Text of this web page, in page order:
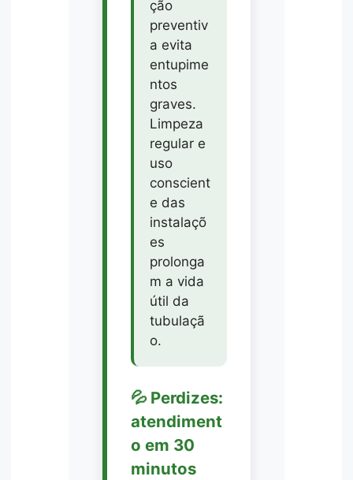
ção
preventiv
a evita
entupime
ntos
graves.
Limpeza
regular e
uso
conscient
e das
instalaçõ
es
prolonga
m a vida
útil da
tubulaçã
o.
💦 Perdizes:
atendiment
o em 30
minutos